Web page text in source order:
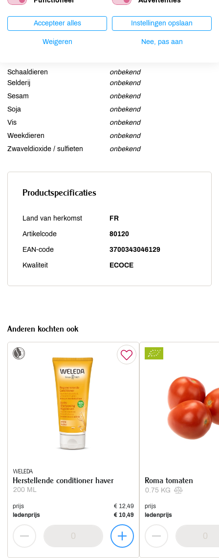
Gluten
onbekend
Lactose
onbekend
Lupine
onbekend
Schaaldieren
onbekend
Selderij
onbekend
Sesam
onbekend
Soja
onbekend
Vis
onbekend
Weekdieren
onbekend
Zwaveldioxide / sulfieten
onbekend
Productspecificaties
Land van herkomst FR
Artikelcode 80120
EAN-code 3700343046129
Kwaliteit ECOCE
Anderen kochten ook
WELEDA
200 ML
Herstellende conditioner haver
prijs
€ 12,49
ledenprijs
€ 10,49
0.75 KG
Roma tomaten
prijs
ledenprijs
Accepteer alles Instellingen opslaan
Weigeren Nee, pas aan